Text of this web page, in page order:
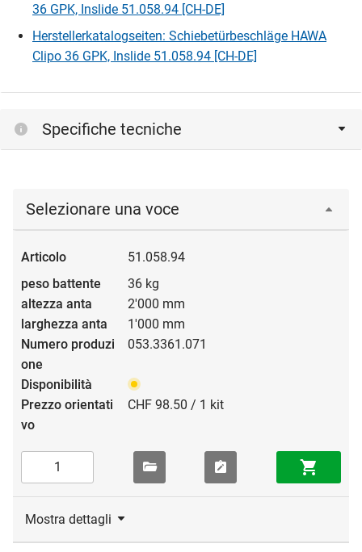
36 GPK, Inslide 51.058.94 [CH-DE]
Herstellerkatalogseiten: Schiebetürbeschläge HAWA
Clipo 36 GPK, Inslide 51.058.94 [CH-DE]
Specifiche tecniche
Selezionare una voce
51.058.94
36 kg
2'000 mm
1'000 mm
053.3361.071
CHF 98.50 / 1 kit
Mostra dettagli